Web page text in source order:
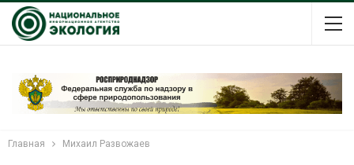
Главная Михаил Развожаев